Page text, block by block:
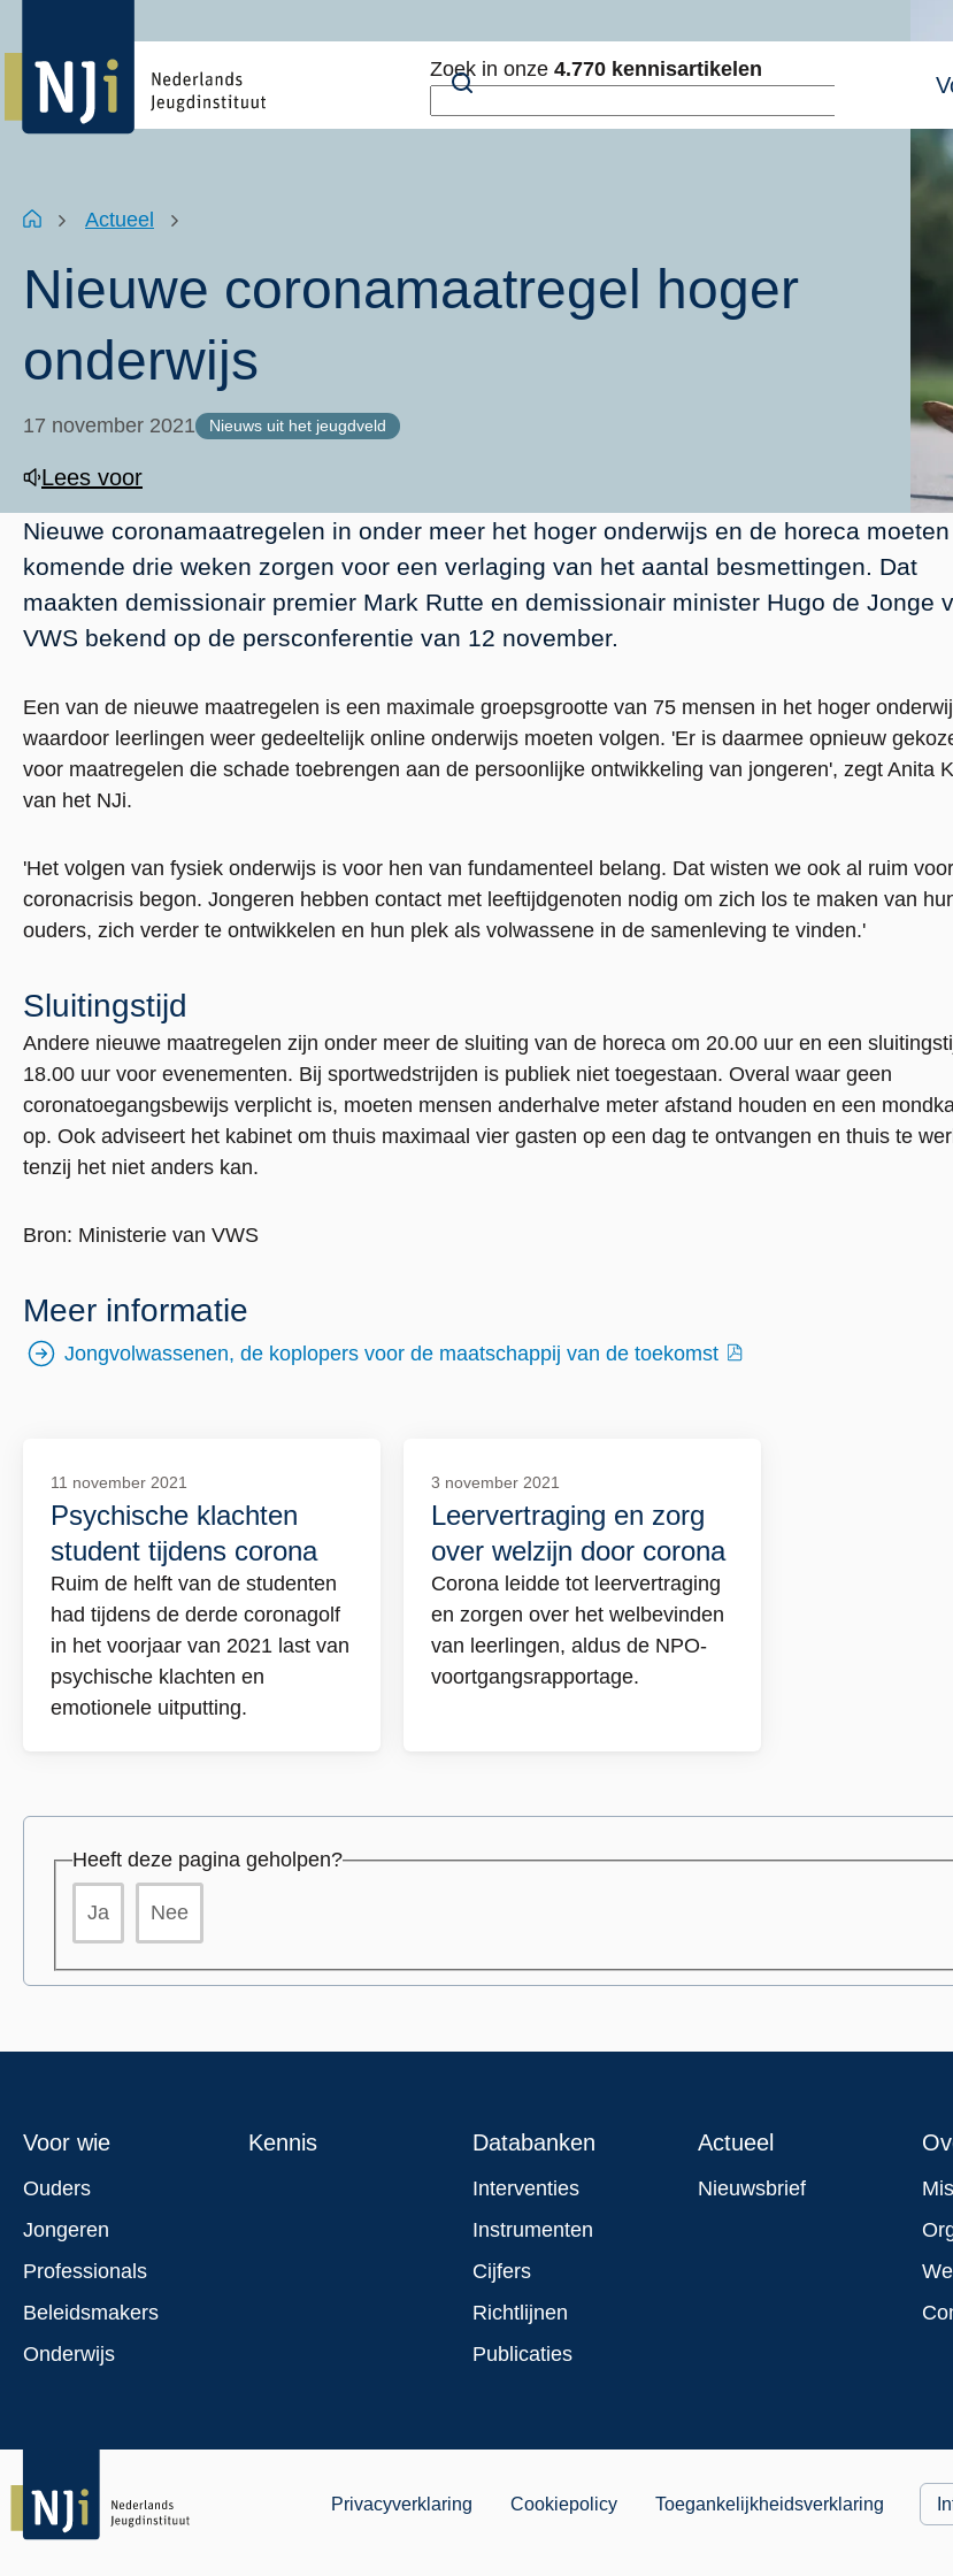
inhoud
Zoek in onze 4.770 kennisartikelen
Kruimelpad
HomeActueel
Nieuwe coronamaatregel hoger
onderwijs
17 november 2021 Nieuws uit het jeugdveld
Lees voor
Nieuwe coronamaatregelen in onder meer het hoger onderwijs en de horeca
komende drie weken zorgen voor een verlaging van het aantal besmettingen. Dat
maakten demissionair premier Mark Rutte en demissionair minister Hugo de Jonge
VWS bekend op de persconferentie van 12 november.
Een van de nieuwe maatregelen is een maximale groepsgrootte van 75 mensen in het hoger
waardoor leerlingen weer gedeeltelijk online onderwijs moeten volgen. 'Er is daarmee opnieuw
voor maatregelen die schade toebrengen aan de persoonlijke ontwikkeling van jongeren', zegt Anita
van het NJi.
'Het volgen van fysiek onderwijs is voor hen van fundamenteel belang. Dat wisten we ook al ruim
coronacrisis begon. Jongeren hebben contact met leeftijdgenoten nodig om zich los te maken van
ouders, zich verder te ontwikkelen en hun plek als volwassene in de samenleving te vinden.'
Sluitingstijd
Andere nieuwe maatregelen zijn onder meer de sluiting van de horeca om 20.00 uur en een
18.00 uur voor evenementen. Bij sportwedstrijden is publiek niet toegestaan. Overal waar geen
coronatoegangsbewijs verplicht is, moeten mensen anderhalve meter afstand houden en een
op. Ook adviseert het kabinet om thuis maximaal vier gasten op een dag te ontvangen en thuis te
tenzij het niet anders kan.
Bron: Ministerie van VWS
Meer informatie
Jongvolwassenen, de koplopers voor de maatschappij van de toekomst
Psychische klachten
student tijdens corona
11 november 2021
Ruim de helft van de studenten
had tijdens de derde coronagolf
in het voorjaar van 2021 last van
psychische klachten en
emotionele uitputting.
Lees
meer
over
Psychische
klachten
student
tijdens
corona
Leervertraging en zorg
over welzijn door corona
3 november 2021
Corona leidde tot leervertraging
en zorgen over het welbevinden
van leerlingen, aldus de NPO-
voortgangsrapportage.
Lees
meer
over
Leervertraging
en
zorg
over
Heeft deze pagina geholpen?
Ja Nee
Footer
menu
Voor wie
Ouders
Jongeren
Professionals
Beleidsmakers
Onderwijs
Kennis Databanken
Interventies
Instrumenten
Cijfers
Richtlijnen
Publicaties
Actueel
Nieuwsbrief
Juridisch
Privacyverklaring Cookiepolicy Toegankelijkheidsverklaring